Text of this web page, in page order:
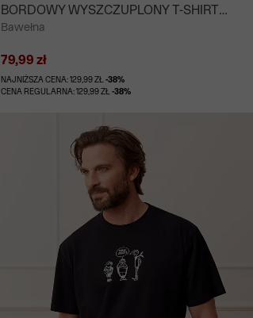
BORDOWY WYSZCZUPLONY T-SHIRT
NEUK
Bawełna
79,99 zł
NAJNIŻSZA CENA: 129,99 ZŁ-38%
CENA REGULARNA: 129,99 ZŁ-38%